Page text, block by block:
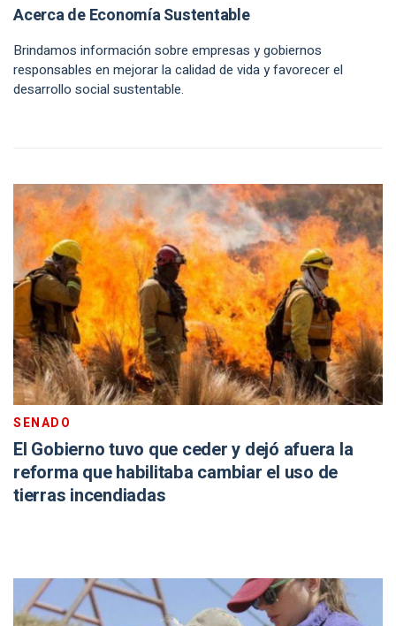
Acerca de Economía Sustentable
Brindamos información sobre empresas y gobiernos
responsables en mejorar la calidad de vida y favorecer el
desarrollo social sustentable.
SENADO
El Gobierno tuvo que ceder y dejó afuera la
reforma que habilitaba cambiar el uso de
tierras incendiadas